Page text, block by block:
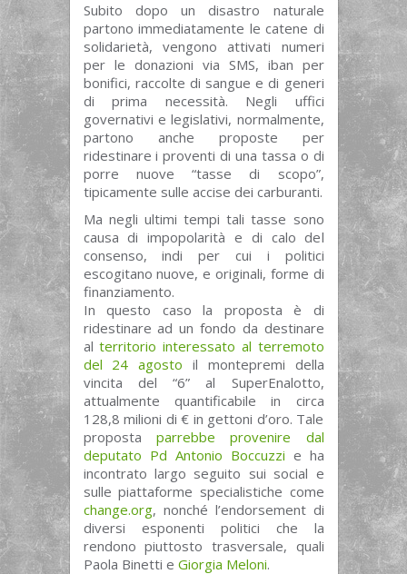
Subito dopo un disastro naturale
partono immediatamente le catene di
solidarietà, vengono attivati numeri
per le donazioni via SMS, iban per
bonifici, raccolte di sangue e di generi
di prima necessità. Negli uffici
governativi e legislativi, normalmente,
partono anche proposte per
ridestinare i proventi di una tassa o di
porre nuove “tasse di scopo”,
tipicamente sulle accise dei carburanti.
Ma negli ultimi tempi tali tasse sono
causa di impopolarità e di calo del
consenso, indi per cui i politici
escogitano nuove, e originali, forme di
finanziamento.
In questo caso la proposta è di
ridestinare ad un fondo da destinare
alterritorio interessato al terremoto
del 24 agosto il montepremi della
vincita del “6” al SuperEnalotto,
attualmente quantificabile in circa
128,8 milioni di € in gettoni d’oro. Tale
proposta parrebbe provenire dal
deputato Pd Antonio Boccuzzi e ha
incontrato largo seguito sui social e
sulle piattaforme specialistiche come
change.org, nonché l’endorsement di
diversi esponenti politici che la
rendono piuttosto trasversale, quali
Paola Binetti e Giorgia Meloni.